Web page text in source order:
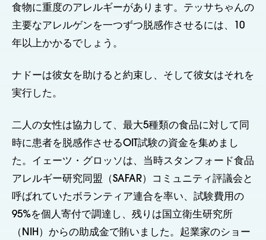
食物に重度のアレルギーがあります。テッサちゃんの
主要なアレルゲンを一つずつ脱感作させるには、10
年以上かかるでしょう。
ナドーは彼女を助けると約束し、そして彼女はそれを
実行した。
二人の女性は協力して、最大5種類の食品に対して同
時に患者を脱感作させるOIT試験の資金を集めまし
た。イェーツ・グロッソは、当時スタンフォード食品
アレルギー研究同盟（SAFAR）コミュニティ評議会と
呼ばれていたボランティア連合を率い、試験費用の
95%を個人寄付で調達し、残りは国立衛生研究所
（NIH）からの助成金で賄いました。起業家のショー